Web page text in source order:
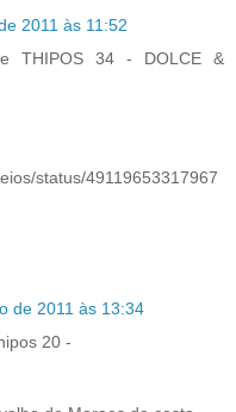
2011 às 11:52
THIPOS 34 - DOLCE &
status/49119653317967
de 2011 às 13:34
20 -